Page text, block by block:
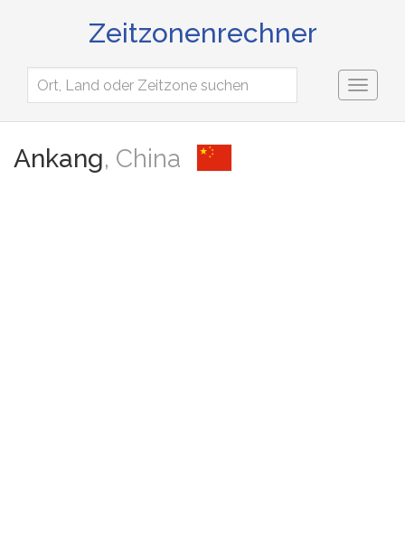
Zeitzonenrechner
Toggle
Ankang, China